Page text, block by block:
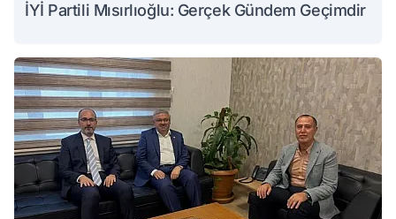
İYİ Partili Mısırlıoğlu: Gerçek Gündem Geçimdir